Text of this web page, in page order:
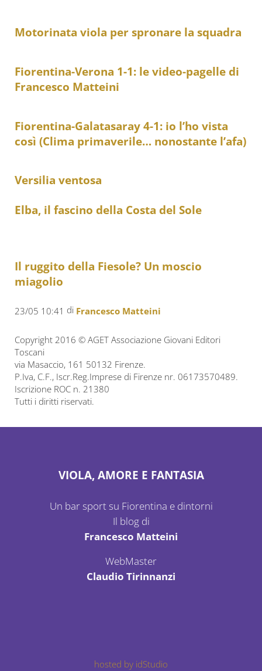
Motorinata viola per spronare la squadra
Fiorentina-Verona 1-1: le video-pagelle di
Francesco Matteini
Fiorentina-Galatasaray 4-1: io l’ho vista
così (Clima primaverile… nonostante l’afa)
Versilia ventosa
Elba, il fascino della Costa del Sole
Il ruggito della Fiesole? Un moscio
miagolio
23/05 10:41 di Francesco Matteini
Copyright 2016 © AGET Associazione Giovani Editori
Toscani
via Masaccio, 161 50132 Firenze.
P.Iva, C.F., Iscr.Reg.Imprese di Firenze nr. 06173570489.
Iscrizione ROC n. 21380
Tutti i diritti riservati.
VIOLA, AMORE E FANTASIA
Un bar sport su Fiorentina e dintorni
Il blog di
Francesco Matteini
WebMaster
Claudio Tirinnanzi
hosted by idStudio